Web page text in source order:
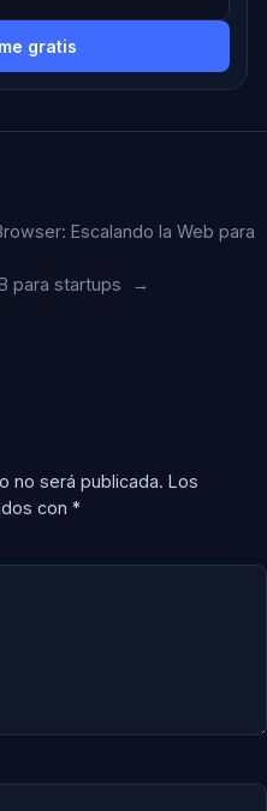
gratis
Escalando la Web para
para startups
→
no será publicada. Los
con *